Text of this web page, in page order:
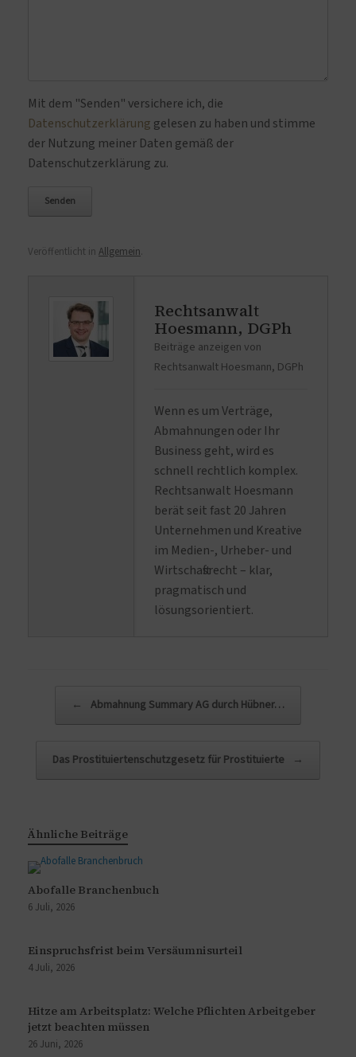
Bitte lasse dieses Feld leer.
Mit dem "Senden" versichere ich, die
Datenschutzerklärung gelesen zu haben und stimme
der Nutzung meiner Daten gemäß der
Datenschutzerklärung zu.
Veröffentlicht in Allgemein
Rechtsanwalt
Hoesmann, DGPh
Beiträge anzeigen von
Rechtsanwalt Hoesmann, DGPh
Wenn es um Verträge,
Abmahnungen oder Ihr
Business geht, wird es
schnell rechtlich komplex.
Rechtsanwalt Hoesmann
berät seit fast 20 Jahren
Unternehmen und Kreative
im Medien-, Urheber- und
Wirtschaftsrecht – klar,
pragmatisch und
lösungsorientiert.
← Abmahnung Summary AG durch Hübner…
Das Prostituiertenschutzgesetz für Prostituierte →
Ähnliche Beiträge
Abofalle Branchenbuch
6 Juli, 2026
Einspruchsfrist beim Versäumnisurteil
4 Juli, 2026
Hitze am Arbeitsplatz: Welche Pflichten Arbeitgeber
jetzt beachten müssen
26 Juni, 2026